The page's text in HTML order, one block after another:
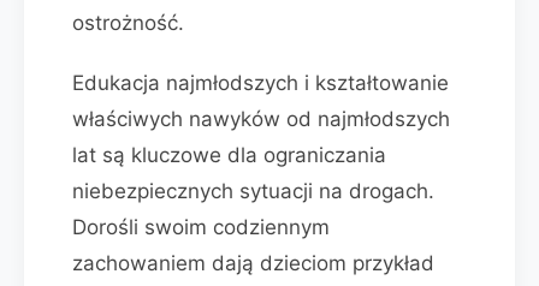
ostrożność.
Edukacja najmłodszych i kształtowanie
właściwych nawyków od najmłodszych
lat są kluczowe dla ograniczania
niebezpiecznych sytuacji na drogach.
Dorośli swoim codziennym
zachowaniem dają dzieciom przykład